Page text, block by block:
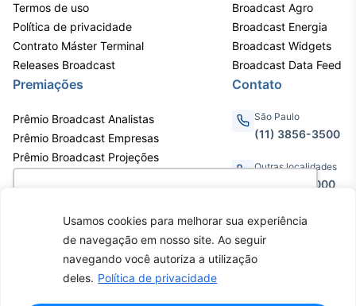
como você interage em nosso site e
personalizar conteúdo. Ao utilizar este site, você
concorda com o uso de cookies.
Usamos cookies para melhorar sua experiência
de navegação em nosso site. Ao seguir
navegando você autoriza a utilização
deles. Política de privacidade
Termos de uso
Política de privacidade
Contrato Máster Terminal
Releases Broadcast
Broadcast Agro
Broadcast Energia
Broadcast Widgets
Broadcast Data Feed
Premiações
Prêmio Broadcast Analistas
Prêmio Broadcast Empresas
Prêmio Broadcast Projeções
Contato
São Paulo
(11) 3856-3500
Outras localidades
0800.011.3000
Av. Eng. Caetano Álvares, 55 - 3º e
6º andar, Bairro do Limão, São
Paulo / SP, CEP 02598-900 -